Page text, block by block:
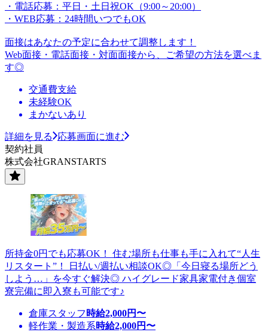
・電話応募：平日・土日祝OK（9:00～20:00）
・WEB応募：24時間いつでもOK
面接はあなたの予定に合わせて調整します！
Web面接・電話面接・対面面接から、ご希望の方法を選べま
す◎
交通費支給
未経験OK
まかないあり
詳細を見る
応募画面に進む
契約社員
株式会社GRANSTARTS
所持金0円でも応募OK！ 住む場所も仕事も手に入れて“人生
リスタート”！ 日払い/週払い相談OK◎「今日寝る場所どう
しよう…」を今すぐ解決◎ ハイグレード家具家電付き個室
寮完備に即入寮も可能です♪
倉庫スタッフ 時給2,000円〜
軽作業・製造系時給2,000円〜